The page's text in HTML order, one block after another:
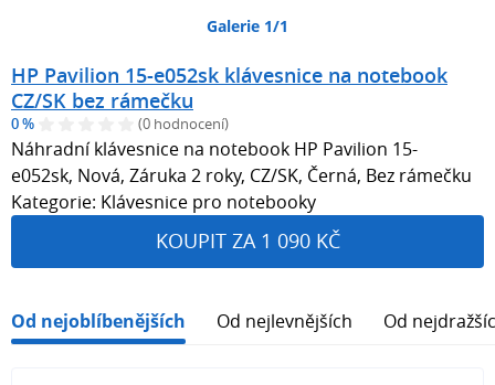
Galerie 1/1
HP Pavilion 15-e052sk klávesnice na notebook
CZ/SK bez rámečku
0 % (0 hodnocení)
Náhradní klávesnice na notebook HP Pavilion 15-
e052sk, Nová, Záruka 2 roky, CZ/SK, Černá, Bez rámečku
Kategorie: Klávesnice pro notebooky
KOUPIT ZA 1 090 KČ
Od nejoblíbenějších Od nejlevnějších Od